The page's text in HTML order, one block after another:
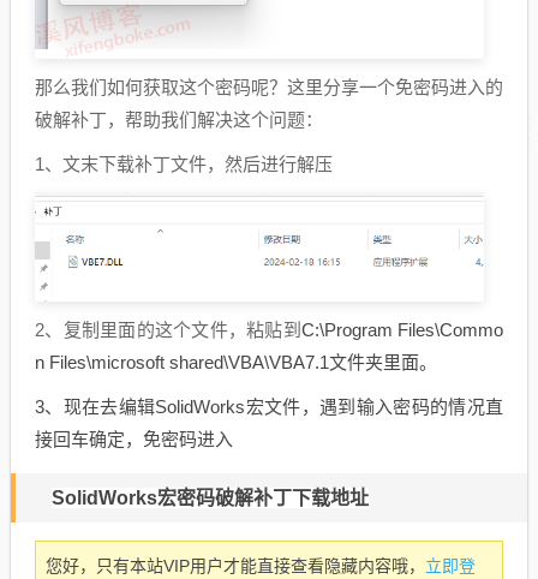
那么我们如何获取这个密码呢？这里分享一个免密码进入的
破解补丁，帮助我们解决这个问题：
1、文末下载补丁文件，然后进行解压
2、复制里面的这个文件，粘贴到 C:\Program Files\Commo
n Files\microsoft shared\VBA\VBA7.1文件夹里面。
3、现在去编辑SolidWorks宏文件，遇到输入密码的情况直
接回车确定，免密码进入
SolidWorks宏密码破解补丁下载地址
您好，只有本站VIP用户才能直接查看隐藏内容哦， 立即登